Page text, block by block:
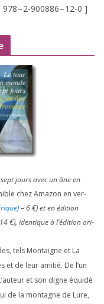
978–2‑900886–12‑0 ]
jours avec un âne en
chez Amazon en ver­
–6€) et en édi­tion
14€), iden­tique à l’é­di­tion ori­
tels Montaigne et La
et de leur ami­tié. De l’un
et son digne équi­dé
de la mon­tagne de Lure,